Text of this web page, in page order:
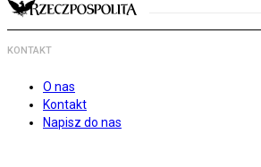
KONTAKT
O nas
Kontakt
Napisz do nas